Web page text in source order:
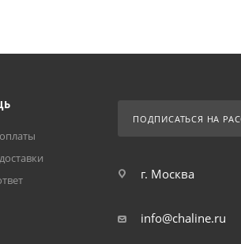
ПОДПИСАТЬСЯ НА
г. Москва
info@chaline.ru